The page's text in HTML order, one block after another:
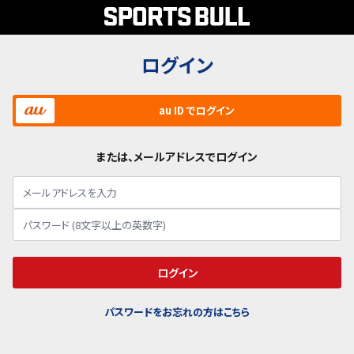
ログイン
au ID でログイン
または、メールアドレスでログイン
ログイン
パスワードをお忘れの方はこちら